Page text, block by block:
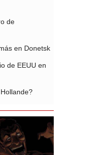
de
en Donetsk
de EEUU en